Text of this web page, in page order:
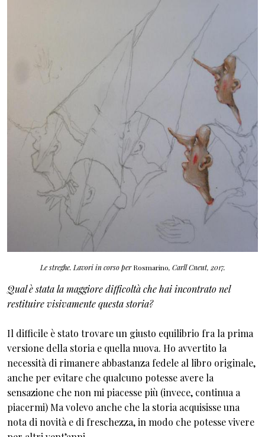
Le streghe. Lavori in corso perRosmarino, Carll Cneut, 2017.
Qual è stata la maggiore difficoltà che hai incontrato nel
restituire visivamente questa storia?
Il difficile è stato trovare un giusto equilibrio fra la prima
versione della storia e quella nuova. Ho avvertito la
necessità di rimanere abbastanza fedele al libro originale,
anche per evitare che qualcuno potesse avere la
sensazione che non mi piacesse più (invece, continua a
piacermi) Ma volevo anche che la storia acquisisse una
nota di novità e di freschezza, in modo che potesse vivere